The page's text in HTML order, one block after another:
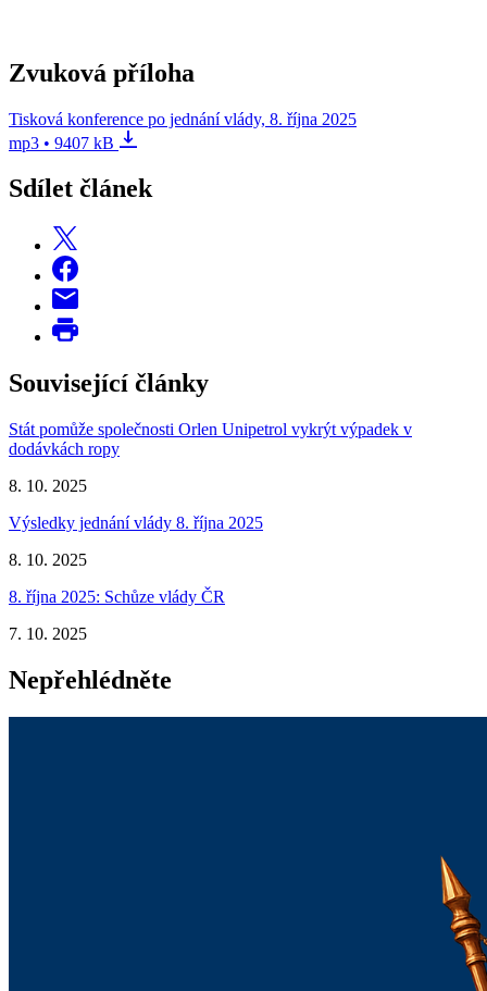
Zvuková příloha
Tisková konference po jednání vlády, 8. října 2025
mp3 • 9407 kB
Sdílet článek
Související články
Stát pomůže společnosti Orlen Unipetrol vykrýt výpadek v
dodávkách ropy
8. 10. 2025
Výsledky jednání vlády 8. října 2025
8. 10. 2025
8. října 2025: Schůze vlády ČR
7. 10. 2025
Nepřehlédněte